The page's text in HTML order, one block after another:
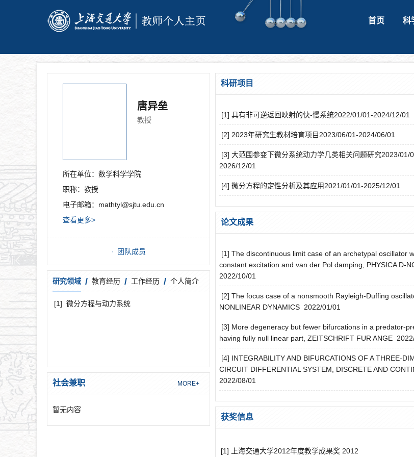
首页 科
唐异垒
教授
所在单位： 数学科学学院
职称： 教授
电子邮箱： mathtyl@sjtu.edu.cn
查看更多>
团队成员
研究领域 / 教育经历 / 工作经历 / 个人简介
[1] 微分方程与动力系统
社会兼职 MORE+
暂无内容
科研项目
[1] 具有非可逆返回映射的快-慢系统2022/01/01-2024/12/01
[2] 2023年研究生教材培育项目2023/06/01-2024/06/01
[3] 大范围参变下微分系统动力学几类相关问题研究2023/01/
2026/12/01
[4] 微分方程的定性分析及其应用2021/01/01-2025/12/01
论文成果
[1] The discontinuous limit case of an archetypal oscillator
constant excitation and van der Pol damping, PHYSICA D-
2022/10/01
[2] The focus case of a nonsmooth Rayleigh-Duffing
NONLINEAR DYNAMICS 2022/01/01
[3] More degeneracy but fewer bifurcations in a predator-
having fully null linear part, ZEITSCHRIFT FUR ANGE
[4] INTEGRABILITY AND BIFURCATIONS OF A THREE-
CIRCUIT DIFFERENTIAL SYSTEM, DISCRETE AND
2022/08/01
获奖信息
[1] 上海交通大学2012年度教学成果奖 2012